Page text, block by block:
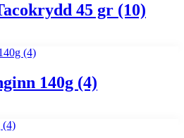
45 gr (10)
140g (4)